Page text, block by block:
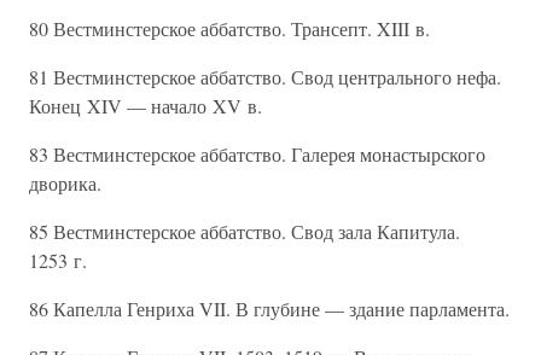
80 Вестминстерское аббатство. Трансепт. XIII в.
81 Вестминстерское аббатство. Свод центрального нефа.
Конец XIV — начало XV в.
83 Вестминстерское аббатство. Галерея монастырского
дворика.
85 Вестминстерское аббатство. Свод зала Капитула.
1253 г.
86 Капелла Генриха VII. В глубине — здание парламента.